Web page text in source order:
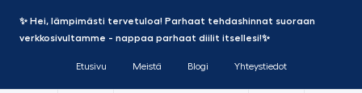
✨ Hei, lämpimästi tervetuloa! Parhaat tehdashinnat suoraan
verkkosivultamme - nappaa parhaat diilit itsellesi!✨
Etusivu Meistä Blogi Yhteystiedot